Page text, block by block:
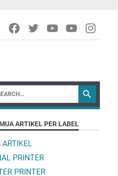
ARTIKEL PER LABEL
ARTIKEL
PRINTER
PRINTER